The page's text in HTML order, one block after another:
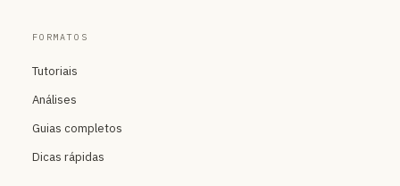
FORMATOS
Tutoriais
Análises
Guias completos
Dicas rápidas